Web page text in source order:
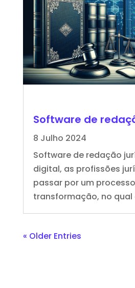
Software de
8 Julho 2024
Software de redação
digital, as profissões
passar por um
transformação, no qual
« Older Entries